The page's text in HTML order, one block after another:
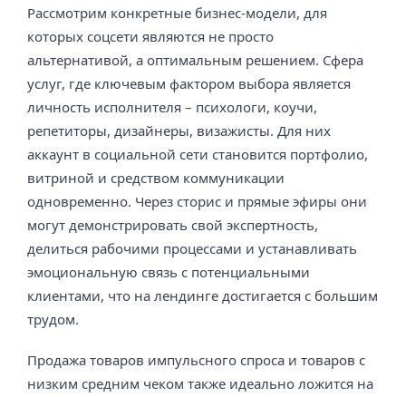
Рассмотрим конкретные бизнес-модели, для
которых соцсети являются не просто
альтернативой, а оптимальным решением. Сфера
услуг, где ключевым фактором выбора является
личность исполнителя – психологи, коучи,
репетиторы, дизайнеры, визажисты. Для них
аккаунт в социальной сети становится портфолио,
витриной и средством коммуникации
одновременно. Через сторис и прямые эфиры они
могут демонстрировать свой экспертность,
делиться рабочими процессами и устанавливать
эмоциональную связь с потенциальными
клиентами, что на лендинге достигается с большим
трудом.
Продажа товаров импульсного спроса и товаров с
низким средним чеком также идеально ложится на